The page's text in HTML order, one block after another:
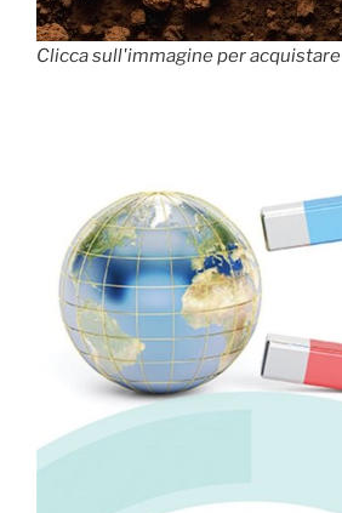
Clicca sull'immagine per acquistare